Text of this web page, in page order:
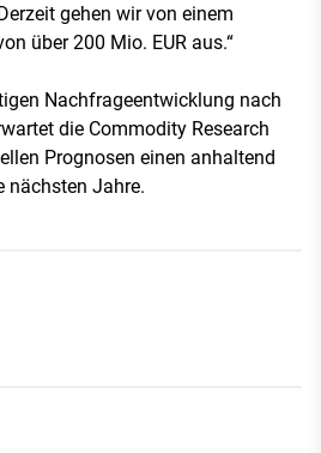
gehen wir von einem
über 200 Mio. EUR aus.“
Nachfrageentwicklung nach
die Commodity Research
Prognosen einen anhaltend
nächsten Jahre.